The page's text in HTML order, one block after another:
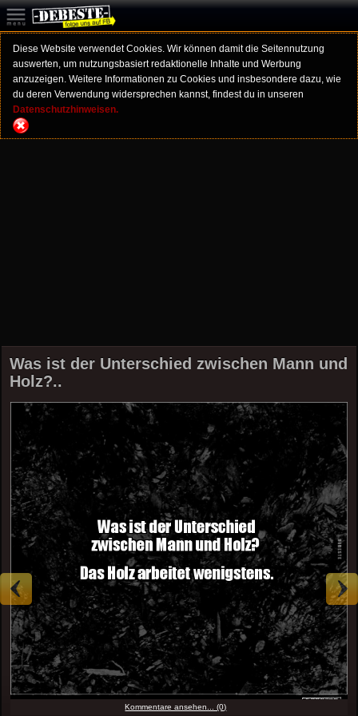
Diese Website verwendet Cookies. Wir können damit die Seitennutzung
auswerten, um nutzungsbasiert redaktionelle Inhalte und Werbung
anzuzeigen. Weitere Informationen zu Cookies und insbesondere dazu, wie
du deren Verwendung widersprechen kannst, findest du in unseren
Datenschutzhinweisen.
Was ist der Unterschied zwischen Mann und
Holz?..
Kommentare ansehen... (0)